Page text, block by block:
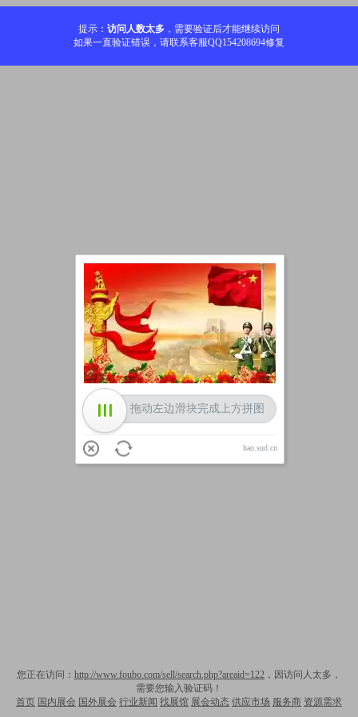
提示： 访问人数太多 ，需要验证后才能继续访问
如果一直验证错误，请联系客服QQ154208694修复
您正在访问： http://www.foubo.com/sell/search.php?areaid=122 ，因访问人太多，
需要您输入验证码！
首页 国内展会 国外展会 行业新闻 找展馆 展会动态 供应市场 服务商 资源需求
加载中
拖动左边滑块完成上方拼图
hao.sud.cn